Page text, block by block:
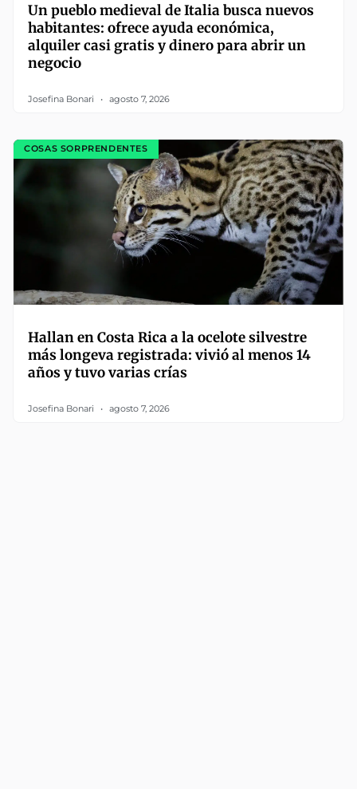
Un pueblo medieval de Italia busca nuevos
habitantes: ofrece ayuda económica,
alquiler casi gratis y dinero para abrir un
negocio
Josefina Bonari agosto 7, 2026
COSAS SORPRENDENTES
Hallan en Costa Rica a la ocelote silvestre
más longeva registrada: vivió al menos 14
años y tuvo varias crías
Josefina Bonari agosto 7, 2026